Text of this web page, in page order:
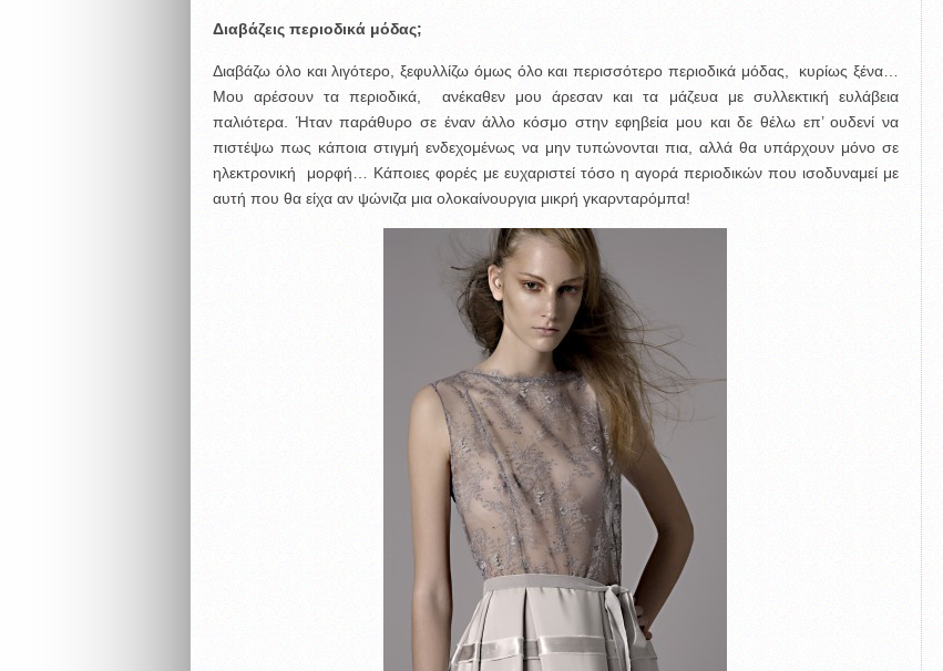
Διαβάζεις περιοδικά μόδας;
Διαβάζω όλο και λιγότερο, ξεφυλλίζω όμως όλο και περισσότερο περιοδικά μόδας, κυρίως ξένα…
Μου αρέσουν τα περιοδικά, ανέκαθεν μου άρεσαν και τα μάζευα με συλλεκτική ευλάβεια
παλιότερα. Ήταν παράθυρο σε έναν άλλο κόσμο στην εφηβεία μου και δε θέλω επ’ ουδενί να
πιστέψω πως κάποια στιγμή ενδεχομένως να μην τυπώνονται πια, αλλά θα υπάρχουν μόνο σε
ηλεκτρονική μορφή… Κάποιες φορές με ευχαριστεί τόσο η αγορά περιοδικών που ισοδυναμεί με
αυτή που θα είχα αν ψώνιζα μια ολοκαίνουργια μικρή γκαρνταρόμπα!